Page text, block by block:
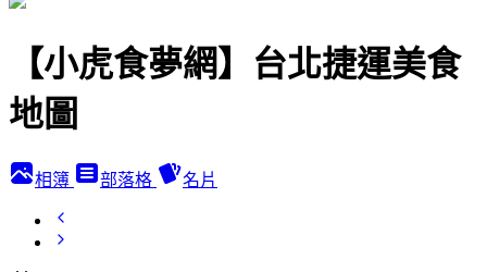
【小虎食夢網】台北捷運美食
地圖
相簿 部落格 名片